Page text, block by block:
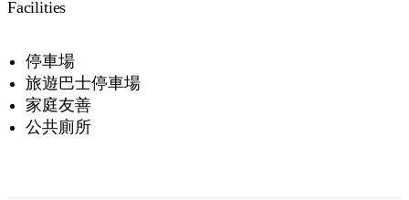
Facilities
停車場
旅遊巴士停車場
家庭友善
公共廁所